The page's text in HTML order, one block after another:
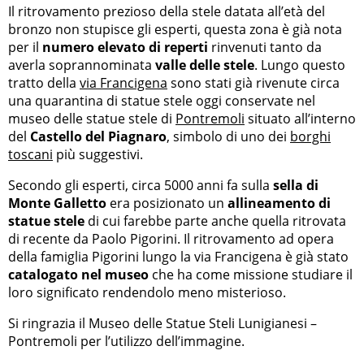
Il ritrovamento prezioso della stele datata all’età del
bronzo non stupisce gli esperti, questa zona è già nota
per il numero elevato di reperti rinvenuti tanto da
averla soprannominata valle delle stele. Lungo questo
tratto della via Francigena sono stati già rivenute circa
una quarantina di statue stele oggi conservate nel
museo delle statue stele di Pontremoli situato all’interno
del Castello del Piagnaro, simbolo di uno dei borghi
toscani più suggestivi.
Secondo gli esperti, circa 5000 anni fa sulla sella di
Monte Galletto era posizionato un allineamento di
statue stele di cui farebbe parte anche quella ritrovata
di recente da Paolo Pigorini. Il ritrovamento ad opera
della famiglia Pigorini lungo la via Francigena è già stato
catalogato nel museo che ha come missione studiare il
loro significato rendendolo meno misterioso.
Si ringrazia il Museo delle Statue Steli Lunigianesi –
Pontremoli per l’utilizzo dell’immagine.